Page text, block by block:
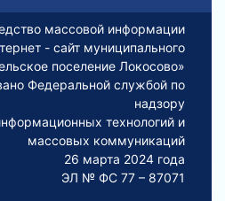
массовой информации
- сайт муниципального
поселение Локосово»
Федеральной службой по
надзору
технологий и
массовых коммуникаций
26 марта 2024 года
ЭЛ № ФС 77 – 87071